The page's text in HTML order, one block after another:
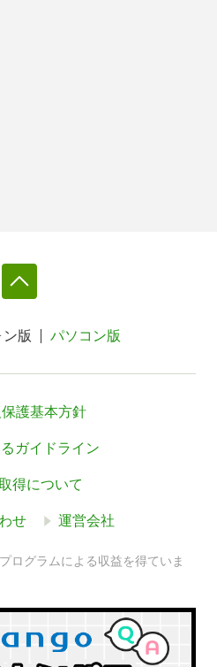
版 パソコン版
護基本方針
ガイドライン
得について
せ 運営会社
ログラムによる収益を得ていま